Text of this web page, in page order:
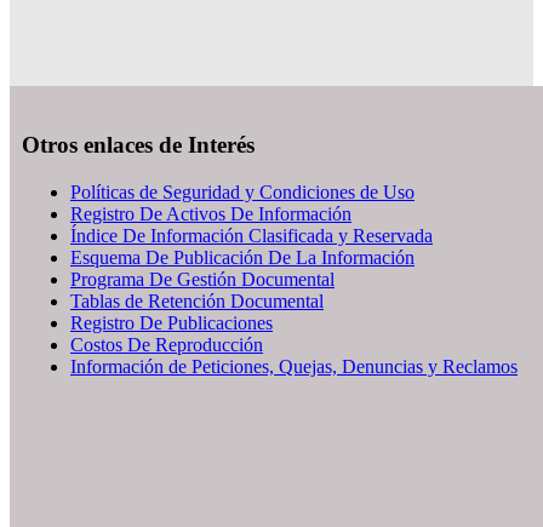
Otros enlaces de Interés
Políticas de Seguridad y Condiciones de Uso
Registro De Activos De Información
Índice De Información Clasificada y Reservada
Esquema De Publicación De La Información
Programa De Gestión Documental
Tablas de Retención Documental
Registro De Publicaciones
Costos De Reproducción
Información de Peticiones, Quejas, Denuncias y Reclamos